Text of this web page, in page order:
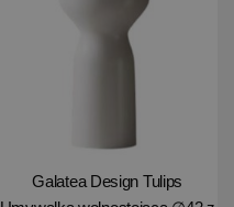
Galatea Design Tulips